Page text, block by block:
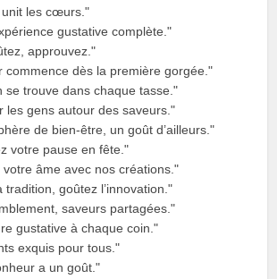
unit les cœurs."
gustative complète."
approuvez."
commence dès la première gorgée."
se trouve dans chaque tasse."
les gens autour des saveurs."
de bien-être, un goût d’ailleurs."
votre pause en fête."
votre âme avec nos créations."
tradition, goûtez l’innovation."
saveurs partagées."
gustative à chaque coin."
exquis pour tous."
a un goût."